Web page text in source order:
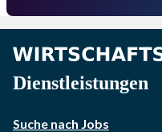
Dienstleistungen
Suche nach Jobs